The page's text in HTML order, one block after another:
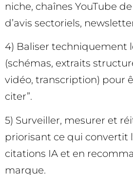
niche, chaînes YouTube
d’avis sectoriels,
4) Baliser techniquement
(schémas, extraits
vidéo, transcription) pour
citer”.
5) Surveiller, mesurer et
priorisant ce qui convertit
citations IA et en
marque.